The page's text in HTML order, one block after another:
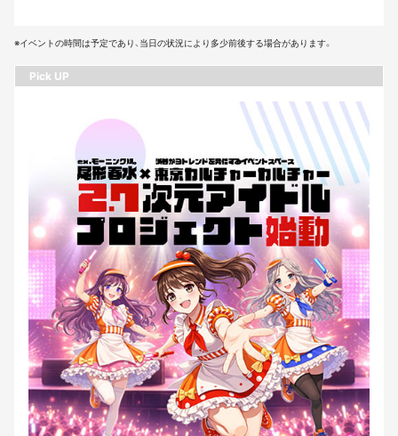
※イベントの時間は予定であり、当日の状況により多少前後する場合があります。
Pick UP